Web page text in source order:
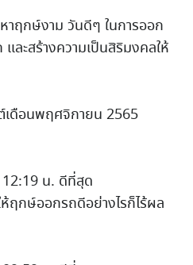
าฤกษ์งาม วันดีๆ ในการออก
ละสร้างความเป็นสิริมงคลให้
ดือนพฤศจิกายน 2565
น. ดีที่สุด
ฤกษ์ออกรถดีอย่างไรก็ไร้ผล